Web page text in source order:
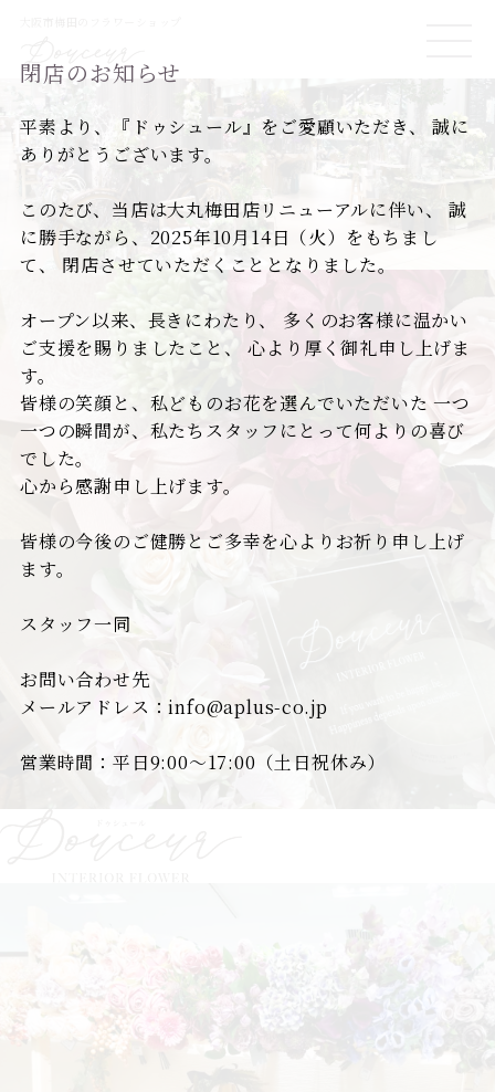
NU
閉店のお知らせ
平素より、『ドゥシュール』をご愛顧いただき、
誠に
ありがとうございます。
このたび、当店は大丸梅田店リニューアルに伴い、
誠
に勝手ながら、2025年10月14日（火）をもちまし
て、
閉店させていただくこととなりました。
オープン以来、長きにわたり、
多くのお客様に温かい
ご支援を賜りましたこと、
心より厚く御礼申し上げま
す。
皆様の笑顔と、私どものお花を選んでいただいた 一つ
一つの瞬間が、私たちスタッフにとって何よりの喜び
でした。
心から感謝申し上げます。
皆様の今後のご健勝とご多幸を心よりお祈り申し上げ
ます。
スタッフ一同
お問い合わせ先
メールアドレス：info@aplus-co.jp
営業時間：平日9:00～17:00（土日祝休み）